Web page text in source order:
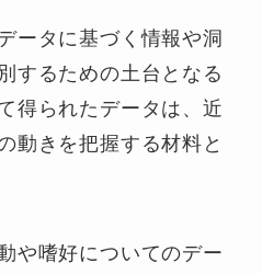
ータに基づく情報や洞
するための土台となる
得られたデータは、近
動きを把握する材料と
や嗜好についてのデー